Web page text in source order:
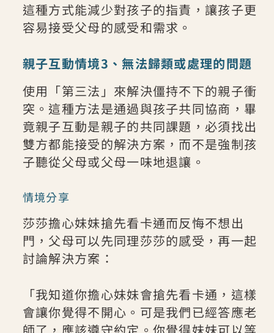
這種方式能減少對孩子的指責，讓孩子更
容易接受父母的感受和需求。
親子互動情境3、無法歸類或處理的問題
使用「第三法」來解決僵持不下的親子衝
突。這種方法是通過與孩子共同協商，畢
竟親子互動是親子的共同課題，必須找出
雙方都能接受的解決方案，而不是強制孩
子聽從父母或父母一味地退讓。
情境分享
莎莎擔心妹妹搶先看卡通而反悔不想出
門，父母可以先同理莎莎的感受，再一起
討論解決方案：
「我知道你擔心妹妹會搶先看卡通，這樣
會讓你覺得不開心。可是我們已經答應老